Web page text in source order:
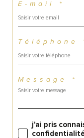
E-mail *
Téléphone
Message *
j'ai pris